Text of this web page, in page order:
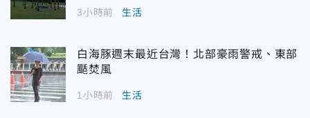
3小時前 生活
白海豚週末最近台灣！北部豪雨警戒、東部
颳焚風
1小時前 生活